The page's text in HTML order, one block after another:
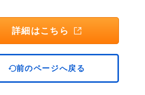
詳細はこちら
前のページへ戻る